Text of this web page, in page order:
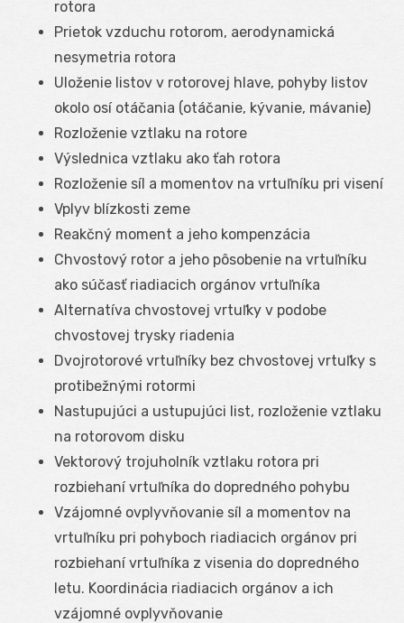
rotora
Prietok vzduchu rotorom, aerodynamická
nesymetria rotora
Uloženie listov v rotorovej hlave, pohyby listov
okolo osí otáčania (otáčanie, kývanie, mávanie)
Rozloženie vztlaku na rotore
Výslednica vztlaku ako ťah rotora
Rozloženie síl a momentov na vrtuľníku pri visení
Vplyv blízkosti zeme
Reakčný moment a jeho kompenzácia
Chvostový rotor a jeho pôsobenie na vrtuľníku
ako súčasť riadiacich orgánov vrtuľníka
Alternatíva chvostovej vrtuľky v podobe
chvostovej trysky riadenia
Dvojrotorové vrtuľníky bez chvostovej vrtuľky s
protibežnými rotormi
Nastupujúci a ustupujúci list, rozloženie vztlaku
na rotorovom disku
Vektorový trojuholník vztlaku rotora pri
rozbiehaní vrtuľníka do dopredného pohybu
Vzájomné ovplyvňovanie síl a momentov na
vrtuľníku pri pohyboch riadiacich orgánov pri
rozbiehaní vrtuľníka z visenia do dopredného
letu. Koordinácia riadiacich orgánov a ich
vzájomné ovplyvňovanie